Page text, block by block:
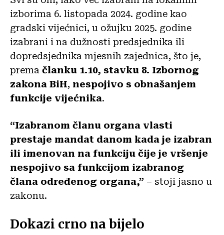
izborima 6. listopada 2024. godine kao
gradski vijećnici, u ožujku 2025. godine
izabrani i na dužnosti predsjednika ili
dopredsjednika mjesnih zajednica, što je,
prema članku 1.10, stavku 8. Izbornog
zakona BiH, nespojivo s obnašanjem
funkcije vijećnika.
“Izabranom članu organa vlasti
prestaje mandat danom kada je izabran
ili imenovan na funkciju čije je vršenje
nespojivo sa funkcijom izabranog
člana određenog organa,” – stoji jasno u
zakonu.
Dokazi crno na bijelo